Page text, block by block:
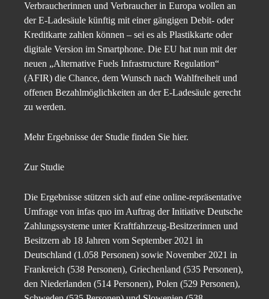
Verbraucherinnen und Verbraucher in Europa wollen an
der E-Ladesäule künftig mit einer gängigen Debit- oder
Kreditkarte zahlen können – sei es als Plastikkarte oder
digitale Version im Smartphone. Die EU hat nun mit der
neuen „Alternative Fuels Infrastructure Regulation“
(AFIR) die Chance, dem Wunsch nach Wahlfreiheit und
offenen Bezahlmöglichkeiten an der E-Ladesäule gerecht
zu werden.
Mehr Ergebnisse der Studie finden Sie hier.
Zur Studie
Die Ergebnisse stützen sich auf eine online-repräsentative
Umfrage von infas quo im Auftrag der Initiative Deutsche
Zahlungssysteme unter Kraftfahrzeug-Besitzerinnen und
Besitzern ab 18 Jahren vom September 2021 in
Deutschland (1.058 Personen) sowie November 2021 in
Frankreich (538 Personen), Griechenland (535 Personen),
den Niederlanden (514 Personen), Polen (529 Personen),